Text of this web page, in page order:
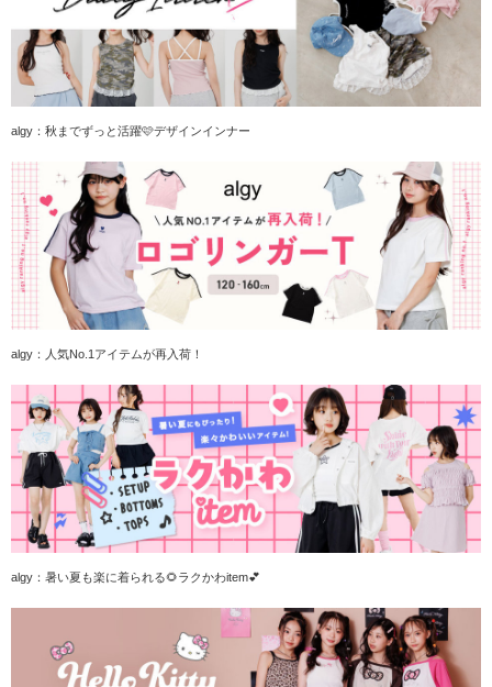
algy：秋までずっと活躍🩷デザインインナー
algy：人気No.1アイテムが再入荷！
algy：暑い夏も楽に着られる🌻ラクかわitem💕